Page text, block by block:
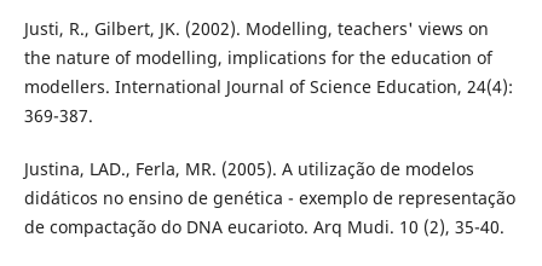
Justi, R., Gilbert, JK. (2002). Modelling, teachers' views on
the nature of modelling, implications for the education of
modellers. International Journal of Science Education, 24(4):
369-387.
Justina, LAD., Ferla, MR. (2005). A utilização de modelos
didáticos no ensino de genética - exemplo de representação
de compactação do DNA eucarioto. Arq Mudi. 10 (2), 35-40.